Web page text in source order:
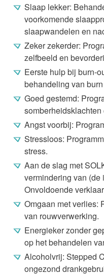
Slaap lekker:
voorkomende
slaapwandelen en
Zeker zekerder:
zelfbeeld en
Eerste hulp bij burn-
behandeling van
Goed gestemd:
somberheidsklachten
Angst voorbij:
Stressloos:
stress.
Aan de slag met
vermindering van (de
Onvoldoende
Omgaan met verlies:
van rouwverwerking.
Energieker zonder
op het behandelen
Alcoholvrij: Stepped
ongezond